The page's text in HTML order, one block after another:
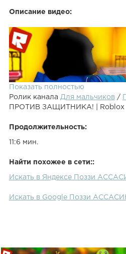
Описание видео:
убийцы в режиме Silent
Показать полностью
Ролик канала Для мальчиков/
ПРОТИВ ЗАЩИТНИКА! | Roblox
Продолжительность:
11:6 мин.
Найти похожее в сети::
Искать в Яндексе Поззи
Искать в Google Поззи